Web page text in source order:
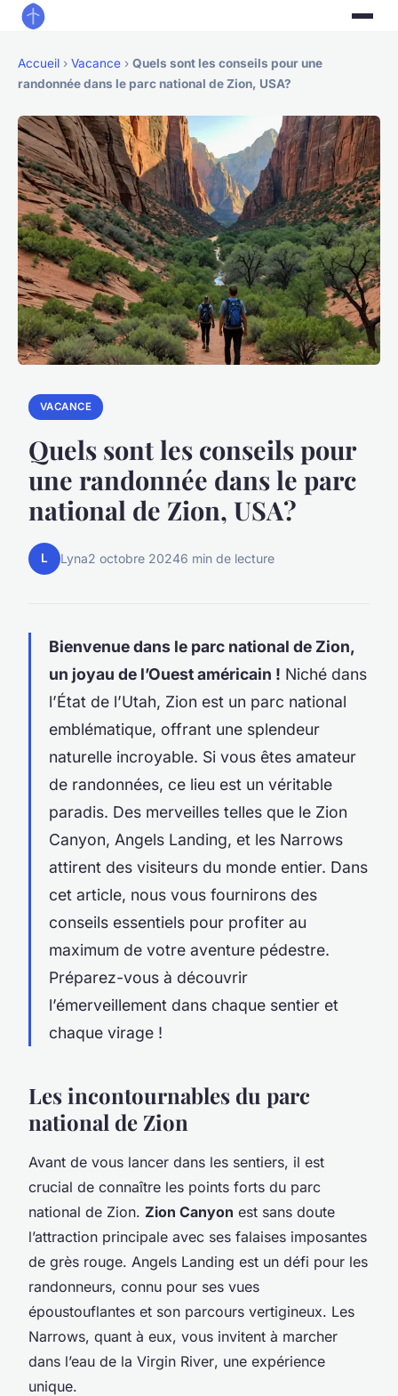
Accueil › Vacance › Quels sont les conseils pour une
randonnée dans le parc national de Zion, USA?
VACANCE
Quels sont les conseils pour
une randonnée dans le parc
national de Zion, USA?
L Lyna2 octobre 20246 min de lecture
Bienvenue dans le parc national de Zion,
un joyau de l’Ouest américain ! Niché dans
l’État de l’Utah, Zion est un parc national
emblématique, offrant une splendeur
naturelle incroyable. Si vous êtes amateur
de randonnées, ce lieu est un véritable
paradis. Des merveilles telles que le Zion
Canyon, Angels Landing, et les Narrows
attirent des visiteurs du monde entier. Dans
cet article, nous vous fournirons des
conseils essentiels pour profiter au
maximum de votre aventure pédestre.
Préparez-vous à découvrir
l’émerveillement dans chaque sentier et
chaque virage !
Les incontournables du parc
national de Zion
Avant de vous lancer dans les sentiers, il est
crucial de connaître les points forts du parc
national de Zion. Zion Canyon est sans doute
l’attraction principale avec ses falaises imposantes
de grès rouge. Angels Landing est un défi pour les
randonneurs, connu pour ses vues
époustouflantes et son parcours vertigineux. Les
Narrows, quant à eux, vous invitent à marcher
dans l’eau de la Virgin River, une expérience
unique.